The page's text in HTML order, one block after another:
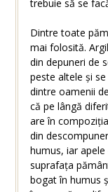
trebuie să se
Dintre toate
mai folosită.
din depuneri de
peste altele și
dintre oamenii
că pe lângă
are în
din
humus, iar
suprafața
bogat în humus